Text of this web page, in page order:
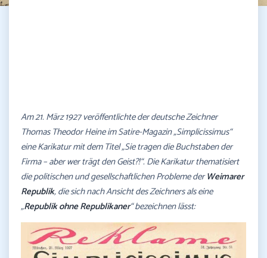
Am 21. März 1927 veröffentlichte der deutsche Zeichner
Thomas Theodor Heine im Satire-Magazin „Simplicissimus“
eine Karikatur mit dem Titel „Sie tragen die Buchstaben der
Firma – aber wer trägt den Geist?!“. Die Karikatur thematisiert
die politischen und gesellschaftlichen Probleme derWeimarer
Republik, die sich nach Ansicht des Zeichners als eine
„Republik ohne Republikaner“ bezeichnen lässt: